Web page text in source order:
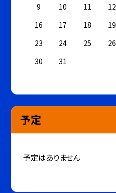
9
10 11 12
16
17 18 19
23
24 25 26
30
31
予定
予定はありません